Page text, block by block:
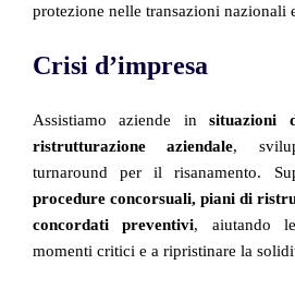
protezione nelle transazioni nazionali
Crisi d’impresa
Assistiamo aziende insituazioni
ristrutturazione aziendale,
turnaround per il risanamento.
procedure concorsuali, piani di
concordati preventivi, aiutando
momenti critici e a ripristinare la